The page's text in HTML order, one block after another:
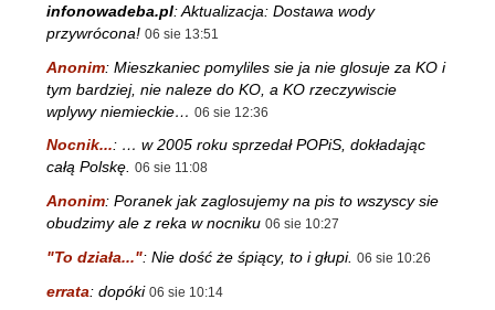
infonowadeba.pl:Aktualizacja: Dostawa wody
przywrócona! 06 sie 13:51
Anonim: Mieszkaniec pomyliles sie ja nie glosuje za KO i
tym bardziej, nie naleze do KO, a KO rzeczywiscie
wplywy niemieckie… 06 sie 12:36
Nocnik...: … w 2005 roku sprzedał POPiS, dokładając
całą Polskę. 06 sie 11:08
Anonim: Poranek jak zaglosujemy na pis to wszyscy sie
obudzimy ale z reka w nocniku 06 sie 10:27
"To działa...": Nie dość że śpiący, to i głupi. 06 sie 10:26
errata: dopóki 06 sie 10:14